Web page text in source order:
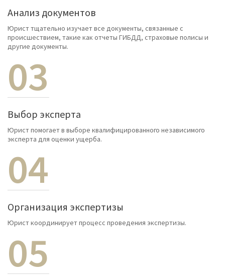
Анализ документов
Юрист тщательно изучает все документы, связанные с
происшествием, такие как отчеты ГИБДД, страховые полисы и
другие документы.
03
Выбор эксперта
Юрист помогает в выборе квалифицированного независимого
эксперта для оценки ущерба.
04
Организация экспертизы
Юрист координирует процесс проведения экспертизы.
05